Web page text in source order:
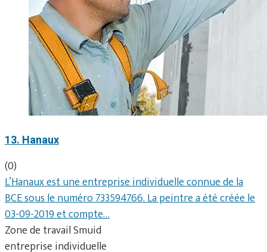
13. Hanaux
(0)
L’Hanaux est une entreprise individuelle connue de la
BCE sous le numéro 733594766. La peintre a été créée le
03-09-2019 et compte…
Zone de travail Smuid
entreprise individuelle